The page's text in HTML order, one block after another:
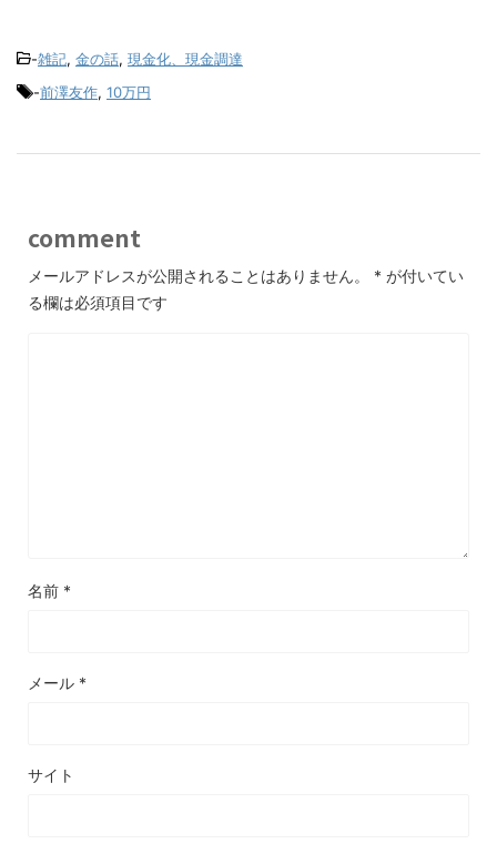
-雑記, 金の話, 現金化、現金調達
-前澤友作, 10万円
comment
メールアドレスが公開されることはありません。 * が付いてい
る欄は必須項目です
名前 *
メール *
サイト